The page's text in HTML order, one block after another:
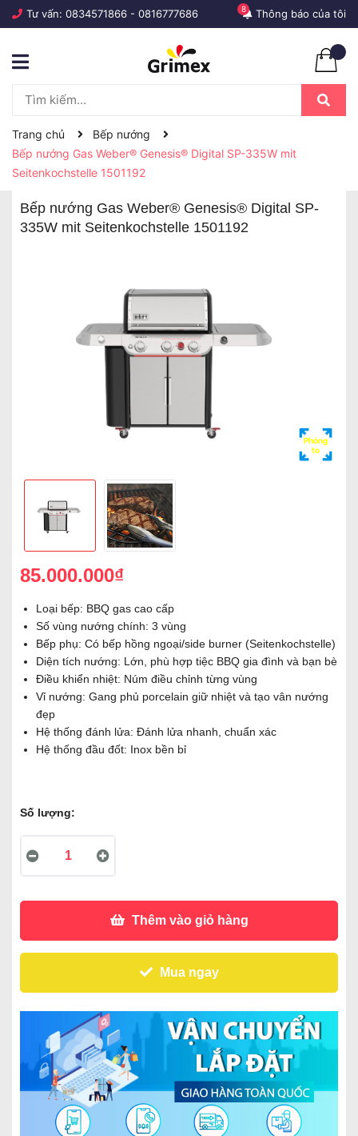
Tư vấn: 0834571866 - 0816777686 Thông báo của tôi
8
Trang chủ
Bếp nướng
Bếp nướng Gas Weber® Genesis® Digital SP-335W mit
Seitenkochstelle 1501192
Bếp nướng Gas Weber® Genesis® Digital SP-
335W mit Seitenkochstelle 1501192
Phóng
to
85.000.000₫
Loại bếp: BBQ gas cao cấp
Số vùng nướng chính: 3 vùng
Bếp phụ: Có bếp hồng ngoại/side burner (Seitenkochstelle)
Diện tích nướng: Lớn, phù hợp tiệc BBQ gia đình và bạn bè
Điều khiển nhiệt: Núm điều chỉnh từng vùng
Vỉ nướng: Gang phủ porcelain giữ nhiệt và tạo vân nướng
đẹp
Hệ thống đánh lửa: Đánh lửa nhanh, chuẩn xác
Hệ thống đầu đốt: Inox bền bỉ
Số lượng:
Thêm vào giỏ hàng
Mua ngay